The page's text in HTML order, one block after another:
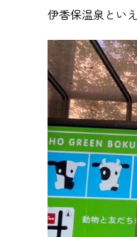
伊香保温泉とい